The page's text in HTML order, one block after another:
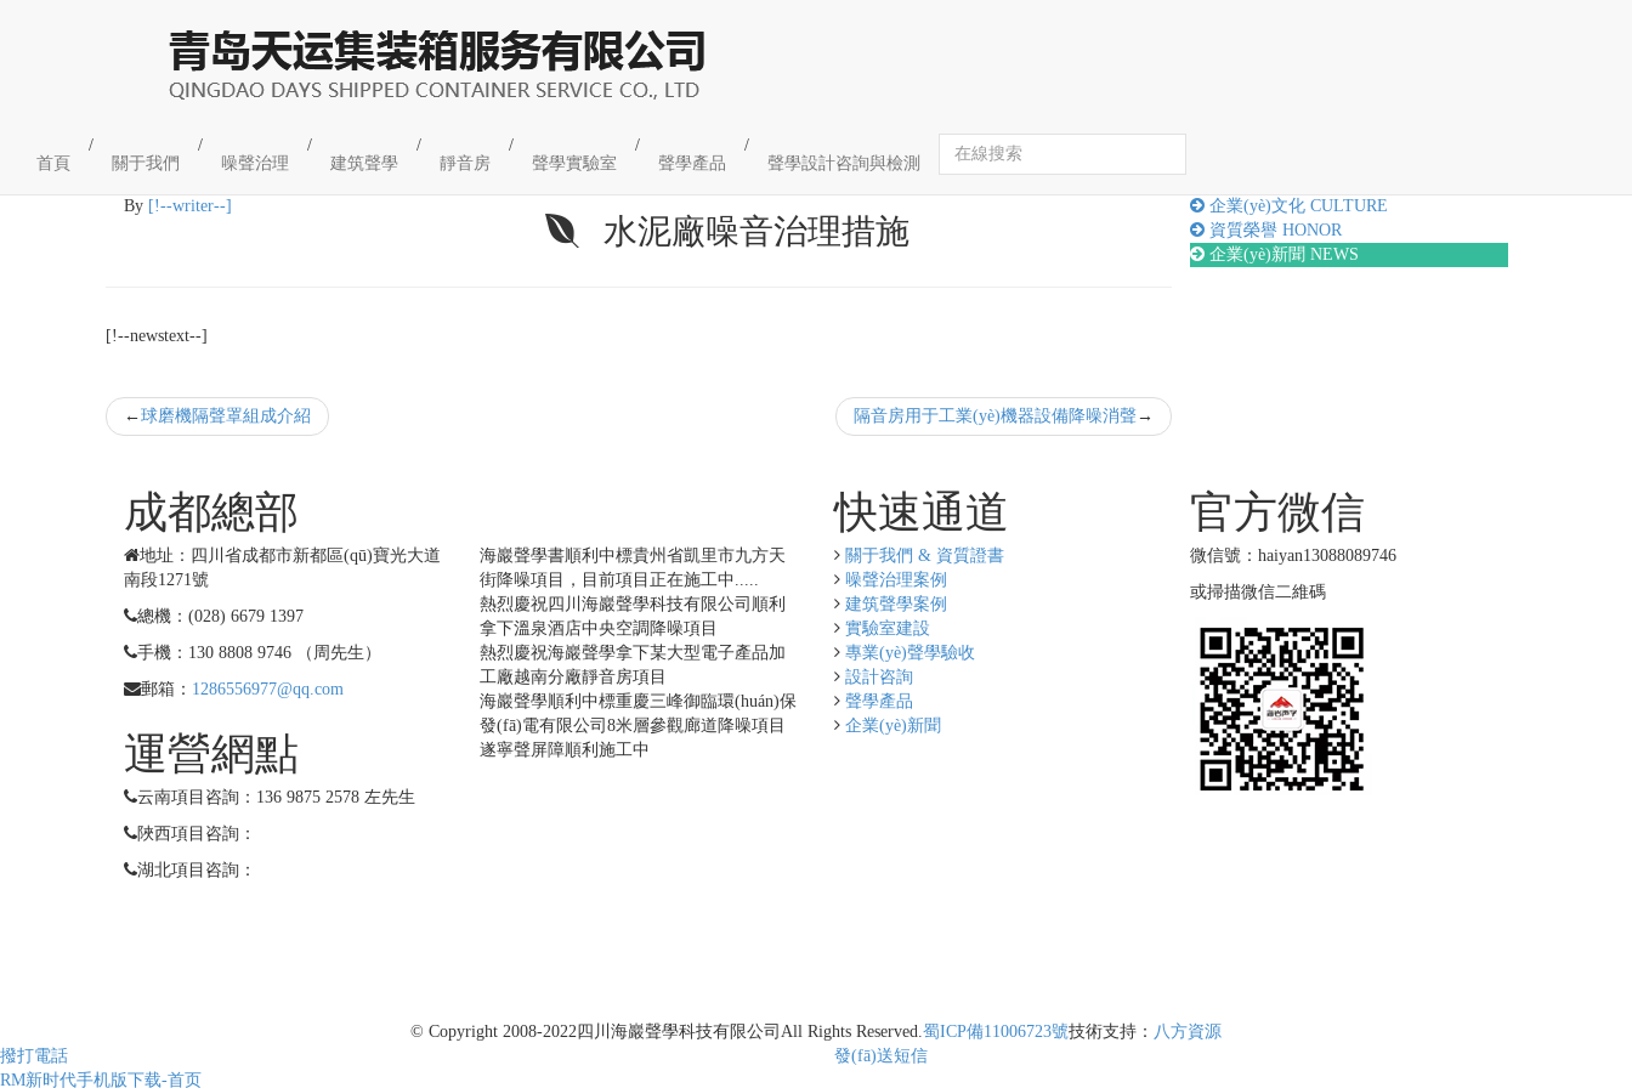
首頁
/
關于我們
/
噪聲治理
/
建筑聲學
/
靜音房
/
聲學實驗室
/
聲學產品
/
聲學設計咨詢與檢測
企業(yè)新聞
企業(yè)文化 CULTURE
資質榮譽 HONOR
企業(yè)新聞 NEWS
By [!--writer--] 水泥廠噪音治理措施
[!--newstext--]
球磨機隔聲罩組成介紹 隔音房用于工業(yè)機器設備降噪消聲
成都總部
地址：四川省成都市新都區(qū)寶光大道
南段1271號
總機：(028) 6679 1397
手機：130 8808 9746 （周先生）
郵箱： 1286556977@qq.com
運營網點
云南項目咨詢：136 9875 2578 左先生
陜西項目咨詢：
湖北項目咨詢：
海巖聲學書順利中標貴州省凱里市九方天
街降噪項目，目前項目正在施工中.....
熱烈慶祝四川海巖聲學科技有限公司順利
拿下溫泉酒店中央空調降噪項目
熱烈慶祝海巖聲學拿下某大型電子產品加
工廠越南分廠靜音房項目
海巖聲學順利中標重慶三峰御臨環(huán)保
發(fā)電有限公司8米層參觀廊道降噪項目
遂寧聲屏障順利施工中
快速通道
關于我們 & 資質證書
噪聲治理案例
建筑聲學案例
實驗室建設
專業(yè)聲學驗收
設計咨詢
聲學產品
企業(yè)新聞
官方微信
微信號：haiyan13088089746
或掃描微信二維碼
© Copyright 2008-2022四川海巖聲學科技有限公司 All Rights Reserved.蜀ICP備11006723號技術支持： 八方資源
撥打電話
發(fā)送短信
RM新时代手机版下载-首页